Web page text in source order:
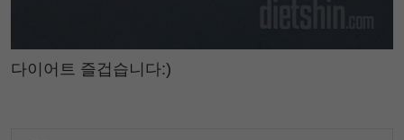
다이어트 즐겁습니다:)